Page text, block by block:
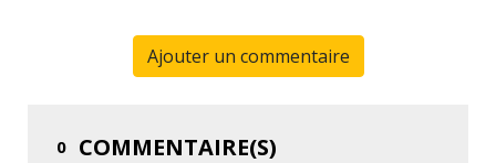
Ajouter un commentaire
0 COMMENTAIRE(S)